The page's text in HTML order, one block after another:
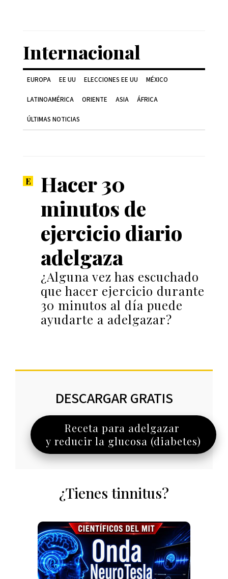
Internacional
EUROPA EE UU ELECCIONES EE UU MÉXICO
LATINOAMÉRICA ORIENTE ASIA ÁFRICA
ÚLTIMAS NOTICIAS
Hacer 30
minutos de
ejercicio diario
adelgaza
¿Alguna vez has escuchado
que hacer ejercicio durante
30 minutos al día puede
ayudarte a adelgazar?
DESCARGAR GRATIS
Receta para adelgazar
y reducir la glucosa (diabetes)
¿Tienes tinnitus?